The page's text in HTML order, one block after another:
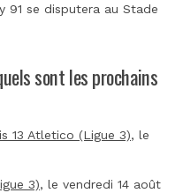
91 se disputera au Stade
sont les prochains
13 Atletico (Ligue 3), le
3), le vendredi 14 août